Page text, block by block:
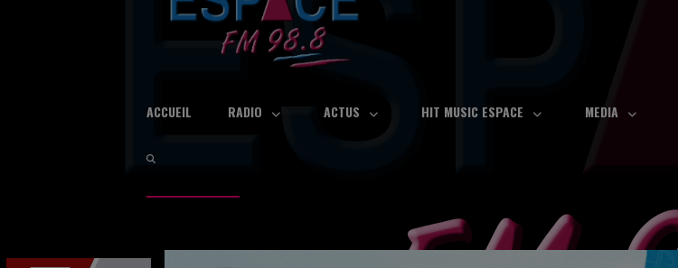
ACCUEIL RADIO ACTUS HIT MUSIC ESPACE MEDIA